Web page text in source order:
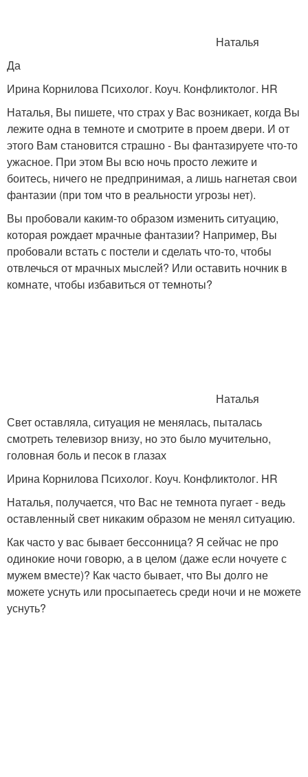
Наталья
Да
Ирина Корнилова Психолог. Коуч. Конфликтолог. HR
Наталья, Вы пишете, что страх у Вас возникает, когда Вы
лежите одна в темноте и смотрите в проем двери. И от
этого Вам становится страшно - Вы фантазируете что-то
ужасное. При этом Вы всю ночь просто лежите и
боитесь, ничего не предпринимая, а лишь нагнетая свои
фантазии (при том что в реальности угрозы нет).
Вы пробовали каким-то образом изменить ситуацию,
которая рождает мрачные фантазии? Например, Вы
пробовали встать с постели и сделать что-то, чтобы
отвлечься от мрачных мыслей? Или оставить ночник в
комнате, чтобы избавиться от темноты?
Наталья
Свет оставляла, ситуация не менялась, пыталась
смотреть телевизор внизу, но это было мучительно,
головная боль и песок в глазах
Ирина Корнилова Психолог. Коуч. Конфликтолог. HR
Наталья, получается, что Вас не темнота пугает - ведь
оставленный свет никаким образом не менял ситуацию.
Как часто у вас бывает бессонница? Я сейчас не про
одинокие ночи говорю, а в целом (даже если ночуете с
мужем вместе)? Как часто бывает, что Вы долго не
можете уснуть или просыпаетесь среди ночи и не можете
уснуть?